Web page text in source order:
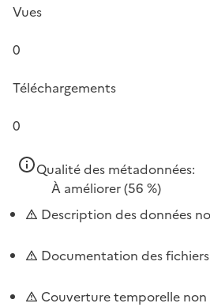
Vues
0
Téléchargements
0
Qualité des métadonnées:
À améliorer(56 %)
Description des données
Documentation des
Couverture temporelle non